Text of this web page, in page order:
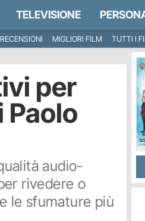
TELEVISIONE
RECENSIONI MIGLIORI FILM TUTTI I
per
Paolo
audio-
rivedere o
le sfumature più